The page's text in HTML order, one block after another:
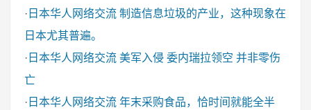
· 日本华人网络交流 制造信息垃圾的产业，这种现象在
日本尤其普遍。
· 日本华人网络交流 美军入侵 委内瑞拉领空 并非零伤
亡
· 日本华人网络交流 年末采购食品，恰时间就能全半